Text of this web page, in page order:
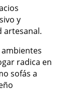
y
artesanal.
radica en
sofás a